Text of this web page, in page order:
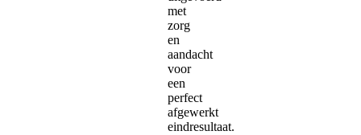
met
zorg
en
aandacht
voor
een
perfect
afgewerkt
eindresultaat.